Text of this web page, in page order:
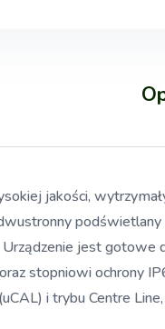
jakości,
jest
stopniowi ochrony
i trybu Centre